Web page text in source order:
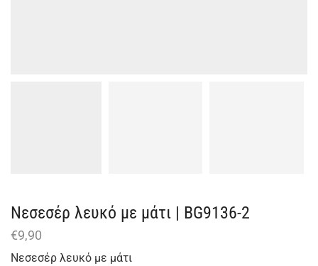
Nεσεσέρ λευκό με μάτι | BG9136-2
€9,90
Νεσεσέρ λευκό με μάτι